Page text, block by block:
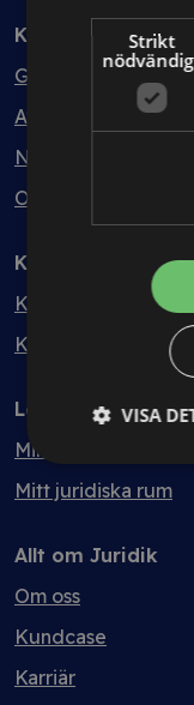
Kunskapsbank
Guider
Avtalsmallar
Nyheter
Ordlista
Kontakt
Kontakt
Kvalitet & hållbarhet
Logga in
Mina sidor
Mitt juridiska rum
Allt om Juridik
Om oss
Kundcase
Karriär
Strikt
VISA